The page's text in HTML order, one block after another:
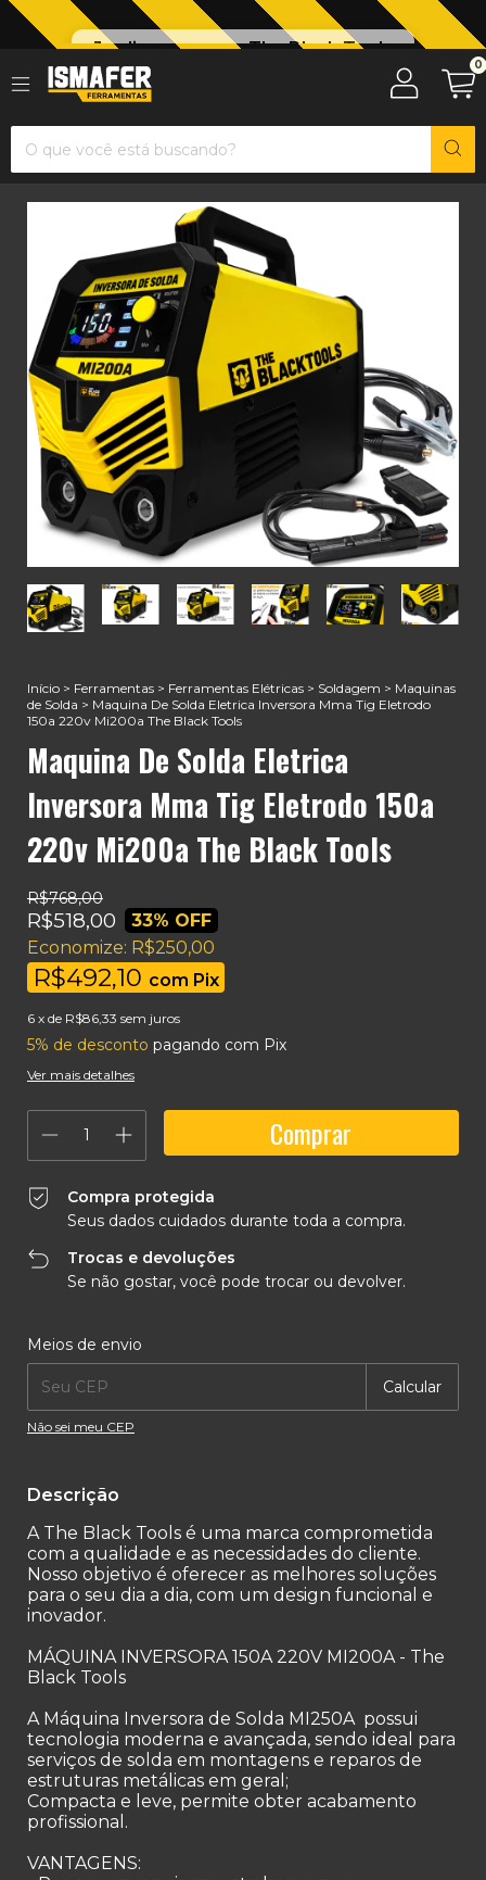
Jardinagem com The Black Tools
0
Início > Ferramentas > Ferramentas Elétricas > Soldagem > Maquinas
de Solda > Maquina De Solda Eletrica Inversora Mma Tig Eletrodo
150a 220v Mi200a The Black Tools
Maquina De Solda Eletrica
Inversora Mma Tig Eletrodo 150a
220v Mi200a The Black Tools
R$768,00
R$518,00 33% OFF
Economize: R$250,00
R$492,10 com Pix
6 x de R$86,33 sem juros
5% de desconto pagando com Pix
Ver mais detalhes
Compra protegida
Seus dados cuidados durante toda a compra.
Trocas e devoluções
Se não gostar, você pode trocar ou devolver.
Entregas para o CEP:
Meios de envio
Calcular
Não sei meu CEP
Descrição
A The Black Tools é uma marca comprometida
com a qualidade e as necessidades do cliente.
Nosso objetivo é oferecer as melhores soluções
para o seu dia a dia, com um design funcional e
inovador.
MÁQUINA INVERSORA 150A 220V MI200A - The
Black Tools
A Máquina Inversora de Solda MI250A possui
tecnologia moderna e avançada, sendo ideal para
serviços de solda em montagens e reparos de
estruturas metálicas em geral;
Compacta e leve, permite obter acabamento
profissional.
VANTAGENS: